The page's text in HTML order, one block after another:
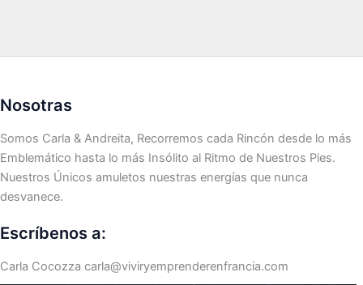
Nosotras
Somos Carla & Andreita, Recorremos cada Rincón desde lo más
Emblemático hasta lo más Insólito al Ritmo de Nuestros Pies.
Nuestros Únicos amuletos nuestras energías que nunca
desvanece.
Escríbenos a:
Carla Cocozza carla@viviryemprenderenfrancia.com